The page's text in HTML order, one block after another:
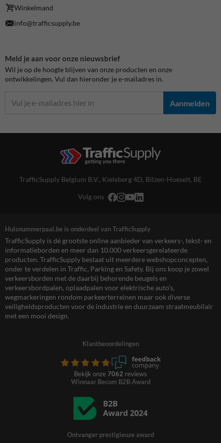
Winkelmand
info@trafficsupply.be
Meld je aan voor onze nieuwsbrief
Wil je op de hoogte blijven van onze producten en onze
ontwikkelingen. Vul dan hieronder je e-mailadres in.
Aanmelden
TrafficSupply Belgium B.V., Kieleberg 4D, Bilzen-Hoeselt, BE
Volg ons
Huisnummerpaal.be is onderdeel van TrafficSupply
TrafficSupply is dé grootste online aanbieder van verkeers-, tekst- en
informatieborden en meer dan 10.000 verkeersgerelateerde
producten. TrafficSupply bestaat uit meerdere webshopconcepten,
onder te verdelen in Traffic, Parking en Safety. Bij ons koop je zowel
verkeersborden met de daarbij behorende beugels en
verkeersbordpalen, oplaadpalen voor elektrische auto’s,
wegmarkeringen rondom parkeerterreinen maar ook diverse
veiligheidsproducten voor de industrie en duurzaam straatmeubilair
met een mooi design.
Klantbeoordelingen
Bekijk onze 7062 reviews
Winnaar Becom B2B Award
Ontvanger prestigieuze award